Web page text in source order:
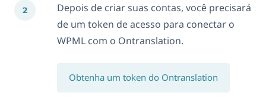
Depois de criar suas contas, você precisará
de um token de acesso para conectar o
WPML com o Ontranslation.
Obtenha um token do Ontranslation